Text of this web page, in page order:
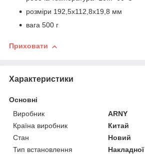
розміри 192,5x112,8x19,8 мм
вага 500 г
Приховати
Характеристики
Основні
Виробник
ARNY
Країна виробник
Китай
Стан
Новий
Тип встановлення
Накладної